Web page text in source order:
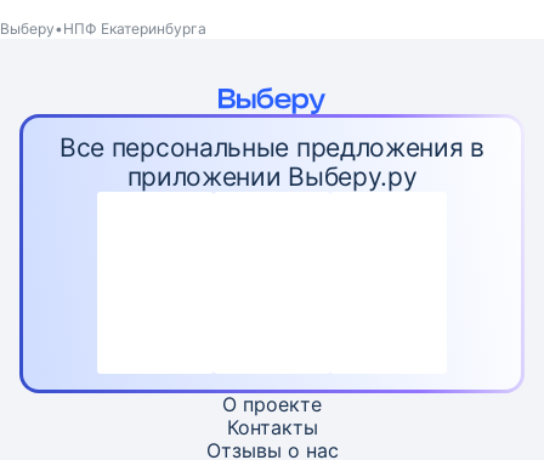
Выберу НПФ Екатеринбурга
Все персональные предложения в
приложении Выберу.ру
О проекте
Контакты
Отзывы о нас